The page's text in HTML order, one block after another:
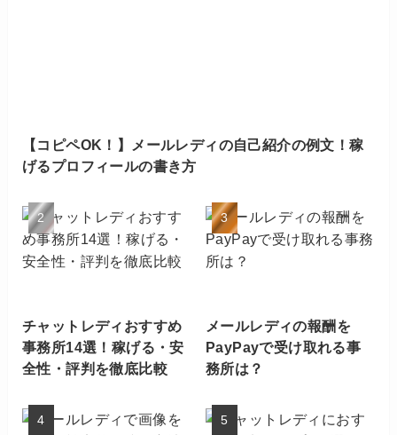
【コピペOK！】メールレディの自己紹介の例文！稼
げるプロフィールの書き方
チャットレディおすすめ
事務所14選！稼げる・安
全性・評判を徹底比較
メールレディの報酬を
PayPayで受け取れる事
務所は？